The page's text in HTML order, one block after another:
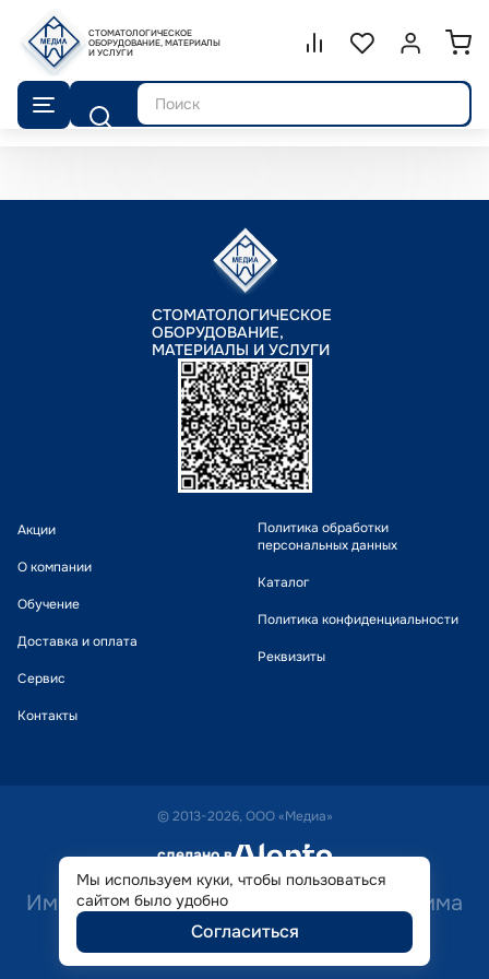
СТОМАТОЛОГИЧЕСКОЕ
ОБОРУДОВАНИЕ, МАТЕРИАЛЫ
И УСЛУГИ
Сравнение.
СписокВойти или
Поиск
СТОМАТОЛОГИЧЕСКОЕ
ОБОРУДОВАНИЕ,
МАТЕРИАЛЫ И УСЛУГИ
Акции
О компании
Обучение
Доставка и оплата
Сервис
Контакты
Политика обработки
персональных данных
Каталог
Политика конфиденциальности
Реквизиты
© 2013-2026, ООО «Медиа»
сделано в alente
Имеются противопоказания. Необходима
консультация специалиста.
Мы используем куки, чтобы пользоваться
сайтом было удобно
Согласиться